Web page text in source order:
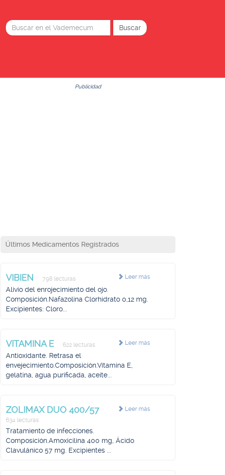
Publicidad
Últimos Medicamentos Registrados
Leer más
VIBIEN 798 lecturas
Alivio del enrojecimiento del ojo.
Composición.Nafazolina Clorhidrato 0,12 mg.
Excipientes: Cloro...
Leer más
VITAMINA E 622 lecturas
Antioxidante. Retrasa el
envejecimiento.Composición.Vitamina E,
gelatina, agua purificada, aceite...
Leer más
ZOLIMAX DUO 400/57
634 lecturas
Tratamiento de infecciones.
Composición.Amoxicilina 400 mg, Ácido
Clavulánico 57 mg. Excipientes ...